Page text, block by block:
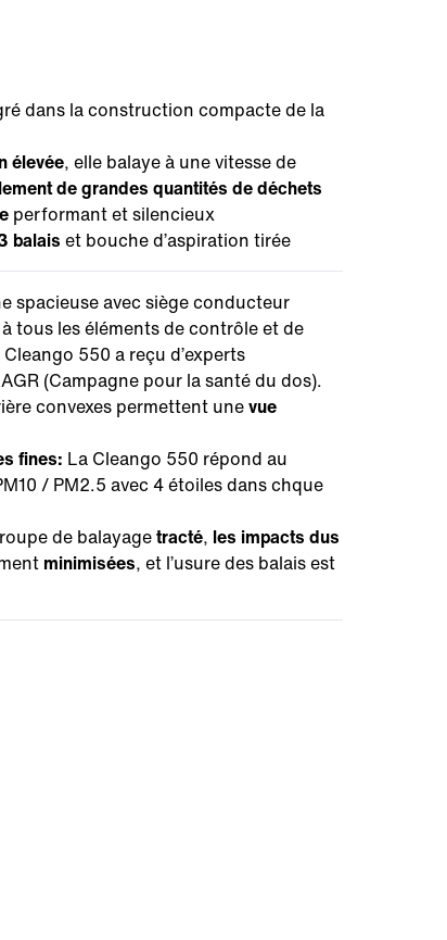
dans la construction compacte de la
élevée, elle balaye à une vitesse de
de grandes quantités de déchets
performant et silencieux
balais et bouche d’aspiration tirée
spacieuse avec siège conducteur
tous les éléments de contrôle et de
550 a reçu d’experts
(Campagne pour la santé du dos).
convexes permettent unevue
fines: La Cleango 550 répond au
/ PM2.5 avec 4 étoiles dans chque
de balayagetracté, les impacts dus
minimisées, et l’usure des balais est